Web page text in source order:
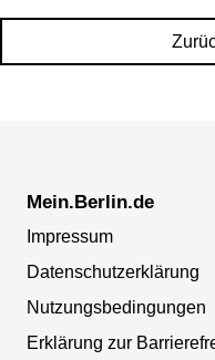
Mein.Berlin.de
Impressum
Datenschutzerklärung
Nutzungsbedingungen
Erklärung zur